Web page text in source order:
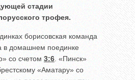
стадии
трофея.
борисовская команда
в домашнем поединке
со счетом 3:6. «Пинск»
«Аматару» со